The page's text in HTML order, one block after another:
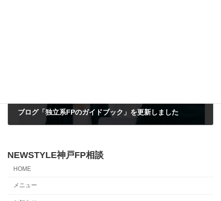
ブログ「独立系FPのガイドブック」を更新しました
NEWSTYLE神戸FP相談
HOME
メニュー